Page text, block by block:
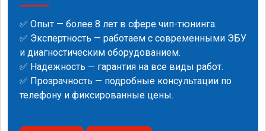
✅ Опыт — более 8 лет в сфере чип-тюнинга.
✅ Экспертность — работаем с современными ЭБУ
и диагностическим оборудованием.
✅ Надежность — гарантия на все виды работ.
✅ Прозрачность — подробные консультации по
телефону и фиксированные цены.